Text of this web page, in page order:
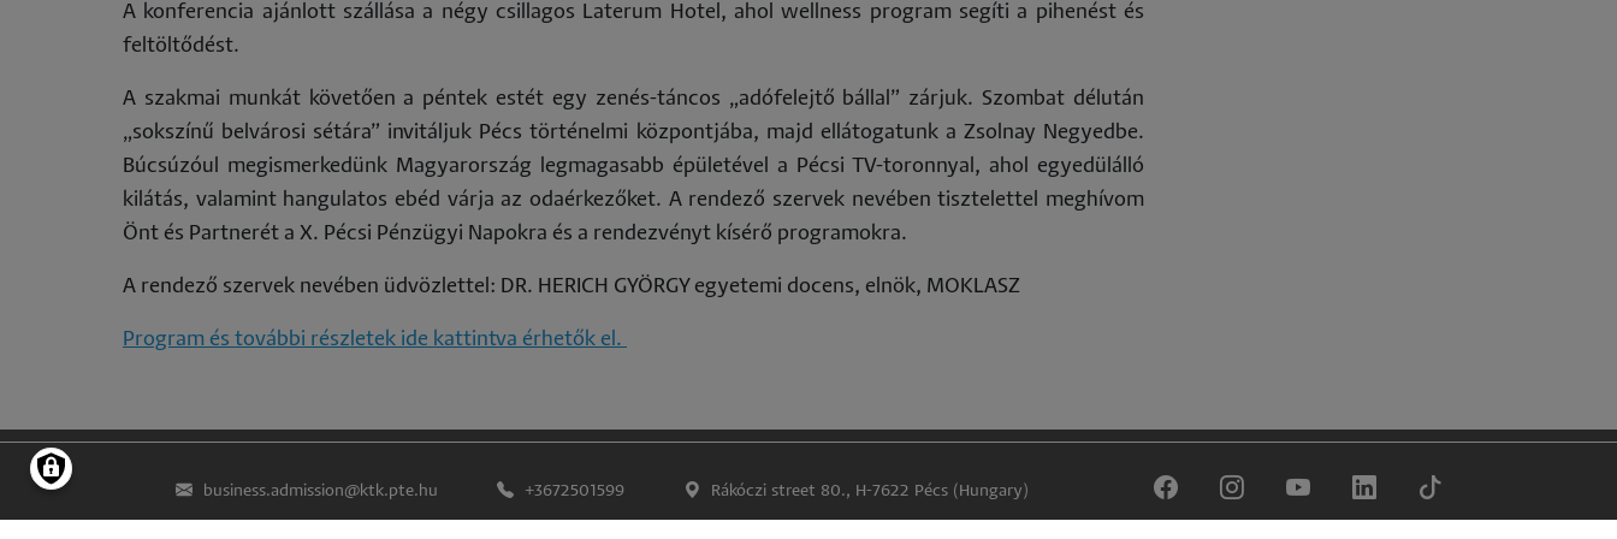
A konferencia ajánlott szállása a négy csillagos Laterum Hotel, ahol wellness program segíti a pihenést és
feltöltődést.
A szakmai munkát követően a péntek estét egy zenés-táncos „adófelejtő bállal” zárjuk. Szombat délután
„sokszínű belvárosi sétára” invitáljuk Pécs történelmi központjába, majd ellátogatunk a Zsolnay Negyedbe.
Búcsúzóul megismerkedünk Magyarország legmagasabb épületével a Pécsi TV-toronnyal, ahol egyedülálló
kilátás, valamint hangulatos ebéd várja az odaérkezőket. A rendező szervek nevében tisztelettel meghívom
Önt és Partnerét a X. Pécsi Pénzügyi Napokra és a rendezvényt kísérő programokra.
A rendező szervek nevében üdvözlettel: DR. HERICH GYÖRGY egyetemi docens, elnök, MOKLASZ
Program és további részletek ide kattintva érhetők el.
business.admission@ktk.pte.hu +3672501599 Rákóczi street 80., H-7622 Pécs (Hungary)
cookies